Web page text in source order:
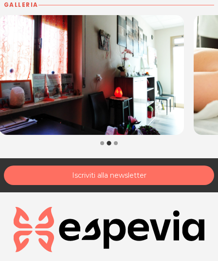
GALLERIA
Iscriviti alla newsletter